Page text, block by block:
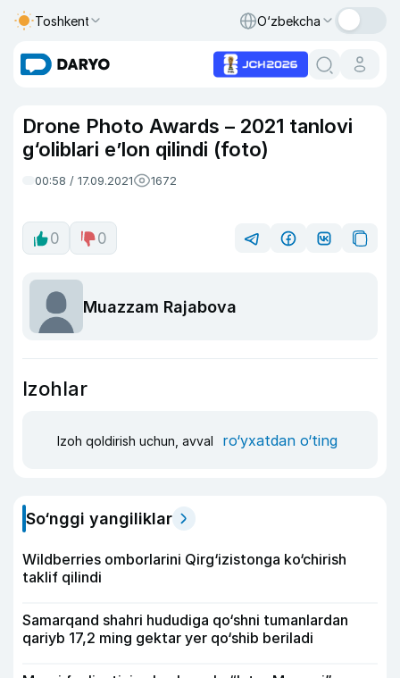
Toshkent O‘zbekcha
Drone Photo Awards – 2021 tanlovi
g‘oliblari e’lon qilindi (foto)
00:58 / 17.09.2021 1672
0 0
Muazzam Rajabova
Izohlar
Izoh qoldirish uchun, avval ro‘yxatdan o‘ting
So‘nggi yangiliklar
Wildberries omborlarini Qirg‘izistonga ko‘chirish
taklif qilindi
Samarqand shahri hududiga qo‘shni tumanlardan
qariyb 17,2 ming gektar yer qo‘shib beriladi